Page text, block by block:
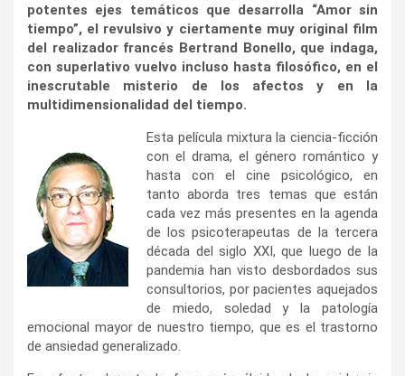
potentes ejes temáticos que desarrolla “Amor sin
tiempo”, el revulsivo y ciertamente muy original film
del realizador francés Bertrand Bonello, que indaga,
con superlativo vuelvo incluso hasta filosófico, en el
inescrutable misterio de los afectos y en la
multidimensionalidad del tiempo.
Esta película mixtura la ciencia-ficción
con el drama, el género romántico y
hasta con el cine psicológico, en
tanto aborda tres temas que están
cada vez más presentes en la agenda
de los psicoterapeutas de la tercera
década del siglo XXI, que luego de la
pandemia han visto desbordados sus
consultorios, por pacientes aquejados
de miedo, soledad y la patología
emocional mayor de nuestro tiempo, que es el trastorno
de ansiedad generalizado.